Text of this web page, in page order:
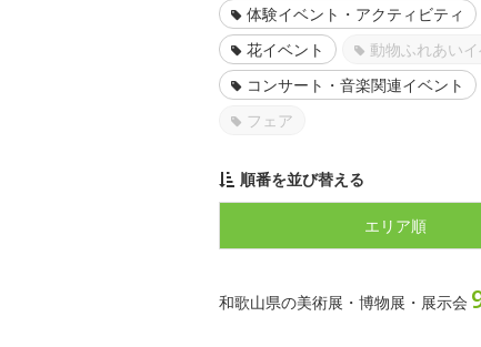
体験イベント・アクティビティ
花イベント
動物ふれあいイ
コンサート・音楽関連イベント
フェア
順番を並び替える
エリア順
和歌山県の美術展・博物展・展示会